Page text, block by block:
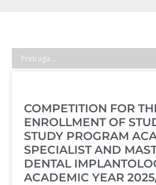
COMPETITION FOR
ENROLLMENT OF
STUDY PROGRAM
SPECIALIST AND
DENTAL
ACADEMIC YEAR